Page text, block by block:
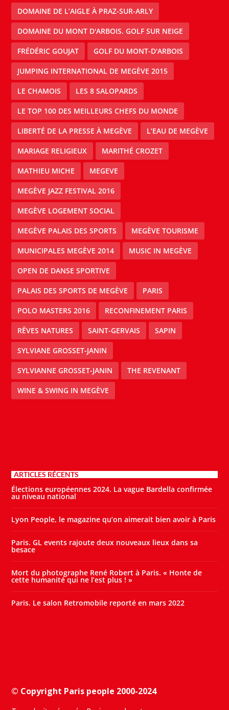
DOMAINE DE L’AIGLE À PRAZ-SUR-ARLY
DOMAINE DU MONT D'ARBOIS. GOLF SUR NEIGE
FRÉDÉRIC GOUJAT GOLF DU MONT-D'ARBOIS
JUMPING INTERNATIONAL DE MEGÈVE 2015
LE CHAMOIS LES 8 SALOPARDS
LE TOP 100 DES MEILLEURS CHEFS DU MONDE
LIBERTÉ DE LA PRESSE À MEGÈVE L’EAU DE MEGÈVE
MARIAGE RELIGIEUX MARITHÉ CROZET
MATHIEU MICHE MEGEVE
MEGÈVE JAZZ FESTIVAL 2016
MEGÈVE LOGEMENT SOCIAL
MEGÈVE PALAIS DES SPORTS MEGÈVE TOURISME
MUNICIPALES MEGÈVE 2014 MUSIC IN MEGÈVE
OPEN DE DANSE SPORTIVE
PALAIS DES SPORTS DE MEGÈVE PARIS
POLO MASTERS 2016 RECONFINEMENT PARIS
RÊVES NATURES SAINT-GERVAIS SAPIN
SYLVIANE GROSSET-JANIN
SYLVIANNE GROSSET-JANIN THE REVENANT
WINE & SWING IN MEGÈVE
ARTICLES RÉCENTS
Élections européennes 2024. La vague Bardella confirmée
au niveau national
Lyon People, le magazine qu’on aimerait bien avoir à Paris
Paris. GL events rajoute deux nouveaux lieux dans sa
besace
Mort du photographe René Robert à Paris. « Honte de
cette humanité qui ne l’est plus ! »
Paris. Le salon Retromobile reporté en mars 2022
© Copyright Paris people 2000-2024